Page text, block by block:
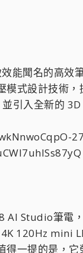
能聞名的高
式設計技術
引入全新的
AI Studio筆
120Hz mini
一提的是，